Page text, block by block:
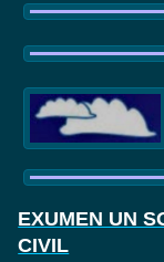
EXUMEN UN
CIVIL